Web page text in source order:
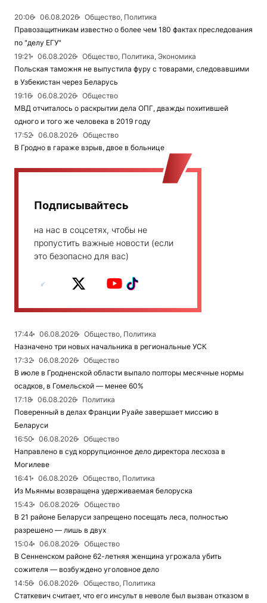
20:06 06.08.2026
Общество, Политика
Правозащитникам известно о более чем 180 фактах преследования
по "делу ЕГУ"
19:21
06.08.2026
Общество, Политика, Экономика
Польская таможня не выпустила фуру с товарами, следовавшими
в Узбекистан через Беларусь
19:16
06.08.2026
Общество
МВД отчиталось о раскрытии дела ОПГ, дважды похитившей
одного и того же человека в 2019 году
17:52
06.08.2026
Общество
В Гродно в гараже взрыв, двое в больнице
Подписывайтесь
на нас в соцсетях, чтобы не
пропустить важные новости (если
это безопасно для вас)
17:44 06.08.2026
Общество, Политика
Назначено три новых начальника в региональные УСК
17:32
06.08.2026
Общество
В июле в Гродненской области выпало полторы месячные нормы
осадков, в Гомельской — менее 60%
17:18
06.08.2026
Политика
Поверенный в делах Франции Руайе завершает миссию в
Беларуси
16:50
06.08.2026
Общество
Направлено в суд коррупционное дело директора лесхоза в
Могилеве
16:41
06.08.2026
Общество, Политика
Из Мьянмы возвращена удерживаемая белоруска
15:43
06.08.2026
Общество
В 21 районе Беларуси запрещено посещать леса, полностью
разрешено — лишь в двух
15:04
06.08.2026
Общество
В Сенненском районе 62-летняя женщина угрожала убить
сожителя — возбуждено уголовное дело
14:56
06.08.2026
Общество, Политика
Статкевич считает, что его инсульт в неволе был вызван отказом в